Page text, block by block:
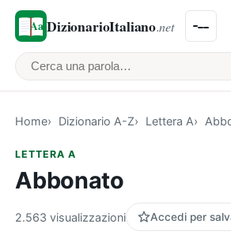
DizionarioItaliano.net
Cerca una parola
Home Dizionario A-Z Lettera A
LETTERA A
Abbonato
2.563 visualizzazioni Accedi per